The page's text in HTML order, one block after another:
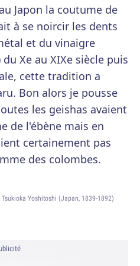
Japon la coutume de
à se noircir les dents
et du vinaigre
Xe au XIXe siècle puis
cette tradition a
Bon alors je pousse
les geishas avaient
de l'ébène mais en
certainement pas
des colombes.
Tsukioka Yoshitoshi (Japan, 1839-1892)